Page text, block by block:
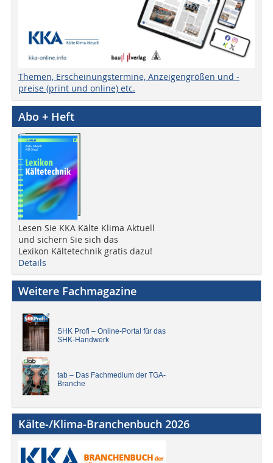
Themen, Erscheinungstermine, Anzeigengrößen und -
preise (print und online) etc.
Abo + Heft
Lesen Sie KKA Kälte Klima Aktuell
und sichern Sie sich das
Lexikon Kältetechnik gratis dazu!
Details
Weitere Fachmagazine
SHK Profi – Online-Portal für das
SHK-Handwerk
tab – Das Fachmedium der TGA-
Branche
Kälte-/Klima-Branchenbuch 2026